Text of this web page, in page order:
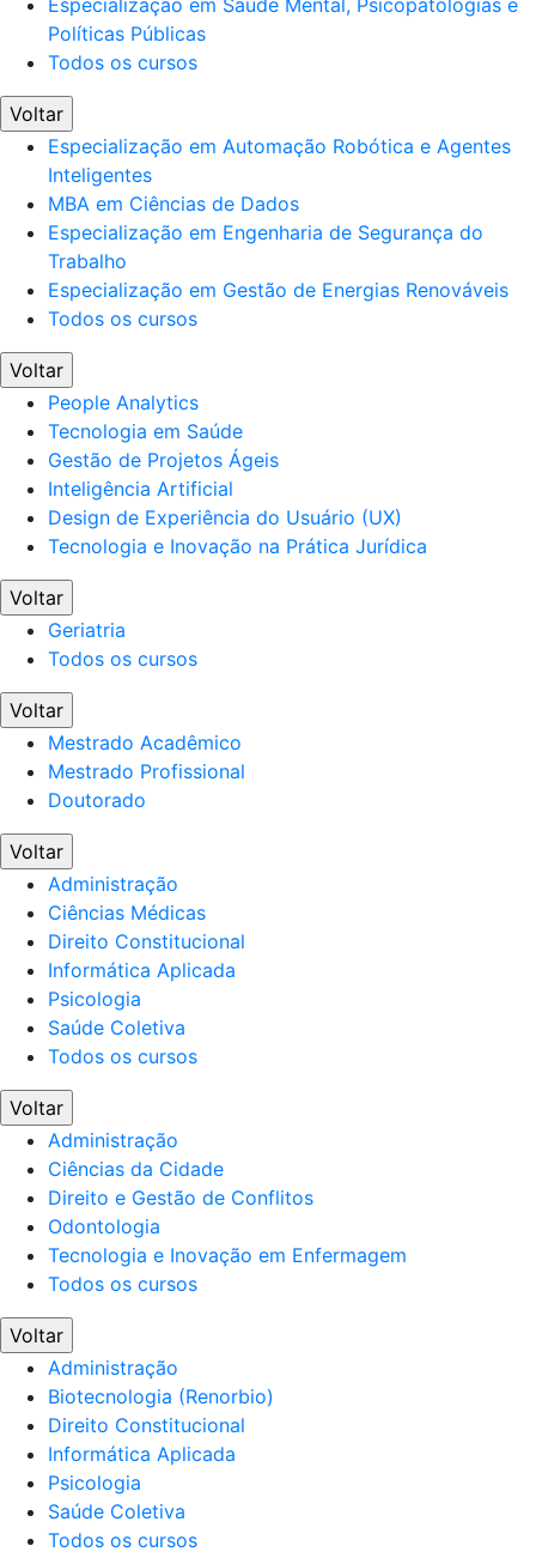
Especialização em Saúde Mental, Psicopatologias e
Políticas Públicas
Todos os cursos
Voltar
Especialização em Automação Robótica e Agentes
Inteligentes
MBA em Ciências de Dados
Especialização em Engenharia de Segurança do
Trabalho
Especialização em Gestão de Energias Renováveis
Todos os cursos
Voltar
People Analytics
Tecnologia em Saúde
Gestão de Projetos Ágeis
Inteligência Artificial
Design de Experiência do Usuário (UX)
Tecnologia e Inovação na Prática Jurídica
Voltar
Geriatria
Todos os cursos
Voltar
Mestrado Acadêmico
Mestrado Profissional
Doutorado
Voltar
Administração
Ciências Médicas
Direito Constitucional
Informática Aplicada
Psicologia
Saúde Coletiva
Todos os cursos
Voltar
Administração
Ciências da Cidade
Direito e Gestão de Conflitos
Odontologia
Tecnologia e Inovação em Enfermagem
Todos os cursos
Voltar
Administração
Biotecnologia (Renorbio)
Direito Constitucional
Informática Aplicada
Psicologia
Saúde Coletiva
Todos os cursos